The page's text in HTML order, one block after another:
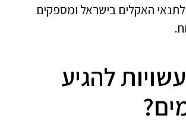
האקלים בישראל ומספקים
להגיע